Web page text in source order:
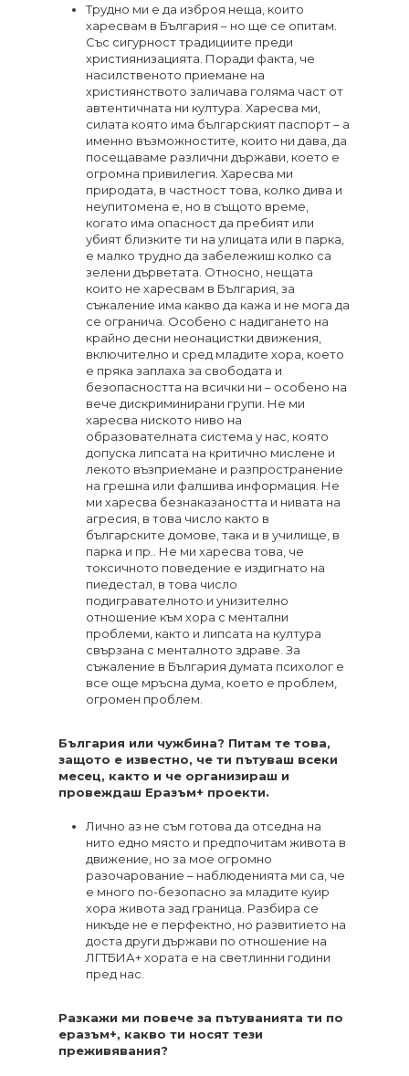
Трудно ми е да изброя неща, които
харесвам в България – но ще се опитам.
Със сигурност традициите преди
християнизацията. Поради факта, че
насилственото приемане на
християнството заличава голяма част от
автентичната ни култура. Харесва ми,
силата която има българският паспорт – а
именно възможностите, които ни дава, да
посещаваме различни държави, което е
огромна привилегия. Харесва ми
природата, в частност това, колко дива и
неупитомена е, но в същото време,
когато има опасност да пребият или
убият близките ти на улицата или в парка,
е малко трудно да забележиш колко са
зелени дърветата. Относно, нещата
които не харесвам в България, за
съжаление има какво да кажа и не мога да
се огранича. Особено с надигането на
крайно десни неонацистки движения,
включително и сред младите хора, което
е пряка заплаха за свободата и
безопасността на всички ни – особено на
вече дискриминирани групи. Не ми
харесва ниското ниво на
образователната система у нас, която
допуска липсата на критично мислене и
лекото възприемане и разпространение
на грешна или фалшива информация. Не
ми харесва безнаказаността и нивата на
агресия, в това число както в
българските домове, така и в училище, в
парка и пр.. Не ми харесва това, че
токсичното поведение е издигнато на
пиедестал, в това число
подигравателното и унизително
отношение към хора с ментални
проблеми, както и липсата на култура
свързана с менталното здраве. За
съжаление в България думата психолог е
все още мръсна дума, което е проблем,
огромен проблем.
България или чужбина? Питам те това,
защото е известно, че ти пътуваш всеки
месец, както и че организираш и
провеждаш Еразъм+ проекти.
Лично аз не съм готова да отседна на
нито едно място и предпочитам живота в
движение, но за мое огромно
разочарование – наблюденията ми са, че
е много по-безопасно за младите куир
хора живота зад граница. Разбира се
никъде не е перфектно, но развитието на
доста други държави по отношение на
ЛГТБИА+ хората е на светлинни години
пред нас.
Разкажи ми повече за пътуванията ти по
еразъм+, какво ти носят тези
преживявания?